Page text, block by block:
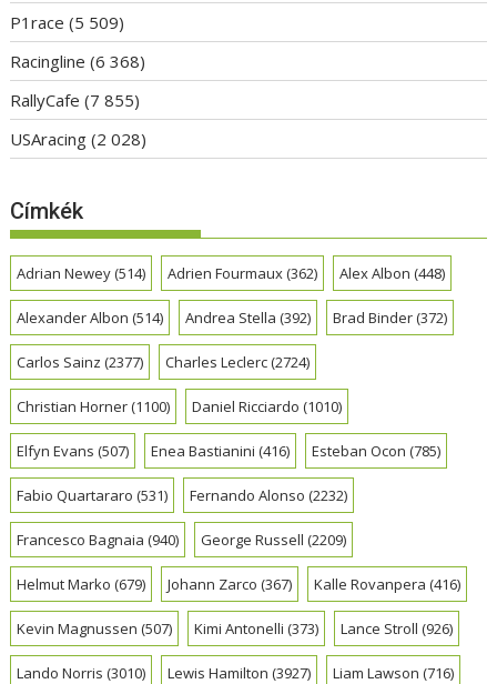
P1race (5 509)
Racingline (6 368)
RallyCafe (7 855)
USAracing (2 028)
Címkék
Adrian Newey(514) Adrien Fourmaux(362) Alex Albon (448)
Alexander Albon (514) Andrea Stella (392) Brad Binder(372)
Carlos Sainz (2377) Charles Leclerc(2724)
Christian Horner(1100) Daniel Ricciardo (1010)
Elfyn Evans (507) Enea Bastianini (416) Esteban Ocon (785)
Fabio Quartararo (531) Fernando Alonso (2232)
Francesco Bagnaia (940) George Russell (2209)
Helmut Marko (679) Johann Zarco (367) Kalle Rovanpera (416)
Kevin Magnussen (507) Kimi Antonelli (373) Lance Stroll (926)
Lando Norris (3010) Lewis Hamilton (3927) Liam Lawson (716)